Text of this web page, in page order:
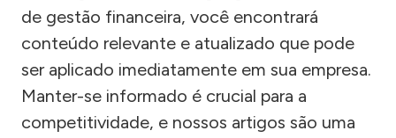
de gestão financeira, você encontrará
conteúdo relevante e atualizado que pode
ser aplicado imediatamente em sua empresa.
Manter-se informado é crucial para a
competitividade, e nossos artigos são uma